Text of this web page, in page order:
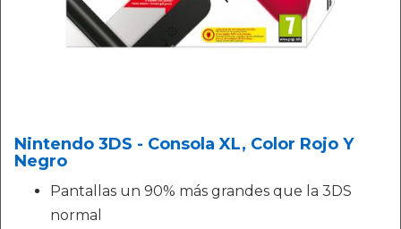
Nintendo 3DS - Consola XL, Color Rojo Y
Negro
Pantallas un 90% más grandes que la 3DS
normal